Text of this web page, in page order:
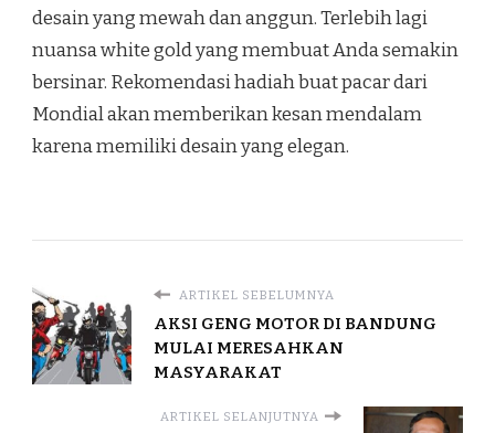
desain yang mewah dan anggun. Terlebih lagi
nuansa white gold yang membuat Anda semakin
bersinar. Rekomendasihadiah buat pacar dari
Mondial akan memberikan kesan mendalam
karena memiliki desain yang elegan.
ARTIKEL SEBELUMNYA
AKSI GENG MOTOR DI BANDUNG
MULAI MERESAHKAN
MASYARAKAT
ARTIKEL SELANJUTNYA